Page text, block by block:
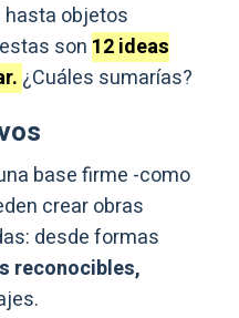
hasta objetos
son 12 ideas
¿Cuáles sumarías?
base firme -como
crear obras
desde formas
reconocibles,